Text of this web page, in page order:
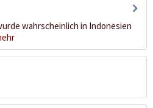
wahrscheinlich in Indonesien